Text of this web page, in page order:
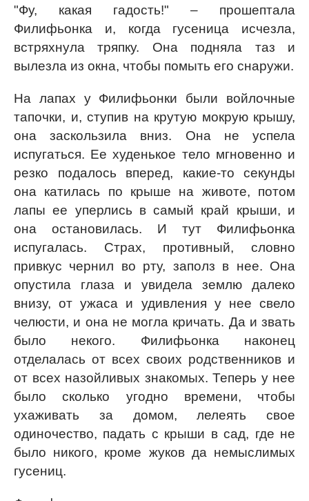
"Фу, какая гадость!" – прошептала
Филифьонка и, когда гусеница исчезла,
встряхнула тряпку. Она подняла таз и
вылезла из окна, чтобы помыть его снаружи.
На лапах у Филифьонки были войлочные
тапочки, и, ступив на крутую мокрую крышу,
она заскользила вниз. Она не успела
испугаться. Ее худенькое тело мгновенно и
резко подалось вперед, какие-то секунды
она катилась по крыше на животе, потом
лапы ее уперлись в самый край крыши, и
она остановилась. И тут Филифьонка
испугалась. Страх, противный, словно
привкус чернил во рту, заполз в нее. Она
опустила глаза и увидела землю далеко
внизу, от ужаса и удивления у нее свело
челюсти, и она не могла кричать. Да и звать
было некого. Филифьонка наконец
отделалась от всех своих родственников и
от всех назойливых знакомых. Теперь у нее
было сколько угодно времени, чтобы
ухаживать за домом, лелеять свое
одиночество, падать с крыши в сад, где не
было никого, кроме жуков да немыслимых
гусениц.